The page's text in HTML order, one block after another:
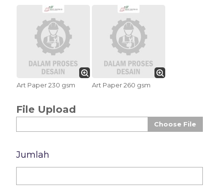
Art Paper 230 gsm Art Paper 260 gsm
File Upload
Choose File
Jumlah